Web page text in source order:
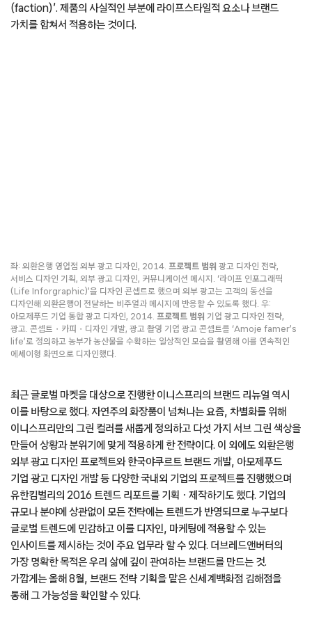
(faction)’. 제품의 사실적인 부분에 라이프스타일적 요소나 브랜드
가치를 합쳐서 적용하는 것이다.
좌: 외환은행 영업점 외부 광고 디자인, 2014. 프로젝트 범위 광고 디자인 전략,
서비스 디자인 기획, 외부 광고 디자인, 커뮤니케이션 메시지. ‘라이프 인포그래픽
(Life Inforgraphic)’을 디자인 콘셉트로 했으며 외부 광고는 고객의 동선을
디자인해 외환은행이 전달하는 비주얼과 메시지에 반응할 수 있도록 했다. 우:
아모제푸드 기업 통합 광고 디자인, 2014. 프로젝트 범위 기업 광고 디자인 전략,
광고. 콘셉트・카피・디자인 개발, 광고 촬영 기업 광고 콘셉트를 ‘Amoje famer’s
life’로 정의하고 농부가 농산물을 수확하는 일상적인 모습을 촬영해 이를 연속적인
에세이형 화면으로 디자인했다.
최근 글로벌 마켓을 대상으로 진행한 이니스프리의 브랜드 리뉴얼 역시
이를 바탕으로 했다. 자연주의 화장품이 넘쳐나는 요즘, 차별화를 위해
이니스프리만의 그린 컬러를 새롭게 정의하고 다섯 가지 서브 그린 색상을
만들어 상황과 분위기에 맞게 적용하게 한 전략이다. 이 외에도 외환은행
외부 광고 디자인 프로젝트와 한국야쿠르트 브랜드 개발, 아모제푸드
기업 광고 디자인 개발 등 다양한 국내외 기업의 프로젝트를 진행했으며
유한킴벌리의 2016 트렌드 리포트를 기획ㆍ제작하기도 했다. 기업의
규모나 분야에 상관없이 모든 전략에는 트렌드가 반영되므로 누구보다
글로벌 트렌드에 민감하고 이를 디자인, 마케팅에 적용할 수 있는
인사이트를 제시하는 것이 주요 업무라 할 수 있다. 더브레드앤버터의
가장 명확한 목적은 우리 삶에 깊이 관여하는 브랜드를 만드는 것.
가깝게는 올해 8월, 브랜드 전략 기획을 맡은 신세계백화점 김해점을
통해 그 가능성을 확인할 수 있다.